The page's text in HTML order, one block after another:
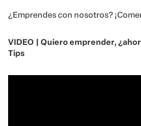
¿Emprendes con nosotros?
VIDEO | Quiero emprender,
Tips